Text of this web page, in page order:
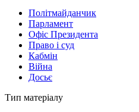
Політмайданчик
Парламент
Офіс Президента
Право і суд
Кабмін
Війна
Досьє
Тип матеріалу